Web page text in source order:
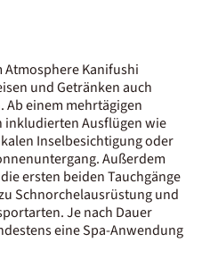
Atmosphere Kanifushi
und Getränken auch
Ab einem mehrtägigen
Ausflügen wie
Inselbesichtigung oder
Außerdem
ersten beiden Tauchgänge
Schnorchelausrüstung und
Je nach Dauer
eine Spa-Anwendung